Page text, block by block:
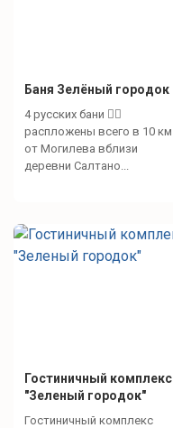
Баня Зелёный городок
4 русских бани 🧖‍♀️
распложены всего в 10 км
от Могилева вблизи
деревни Салтано...
Гостиничный комплекс
"Зеленый городок"
Гостиничный комплекс